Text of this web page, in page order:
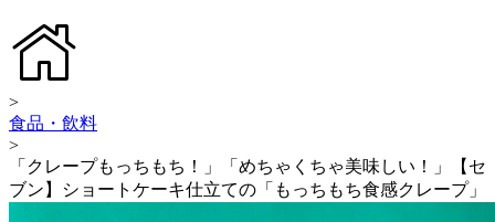
>
食品・飲料
>
「クレープもっちもち！」「めちゃくちゃ美味しい！」【セ
ブン】ショートケーキ仕立ての「もっちもち食感クレープ」